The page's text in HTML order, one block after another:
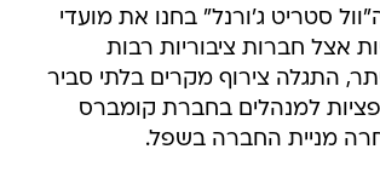
סטריט ג'ורנל" בחנו את מועדי
אצל חברות ציבוריות רבות
התגלה צירוף מקרים בלתי סביר
למנהלים בחברת קומברס
מניית החברה בשפל.